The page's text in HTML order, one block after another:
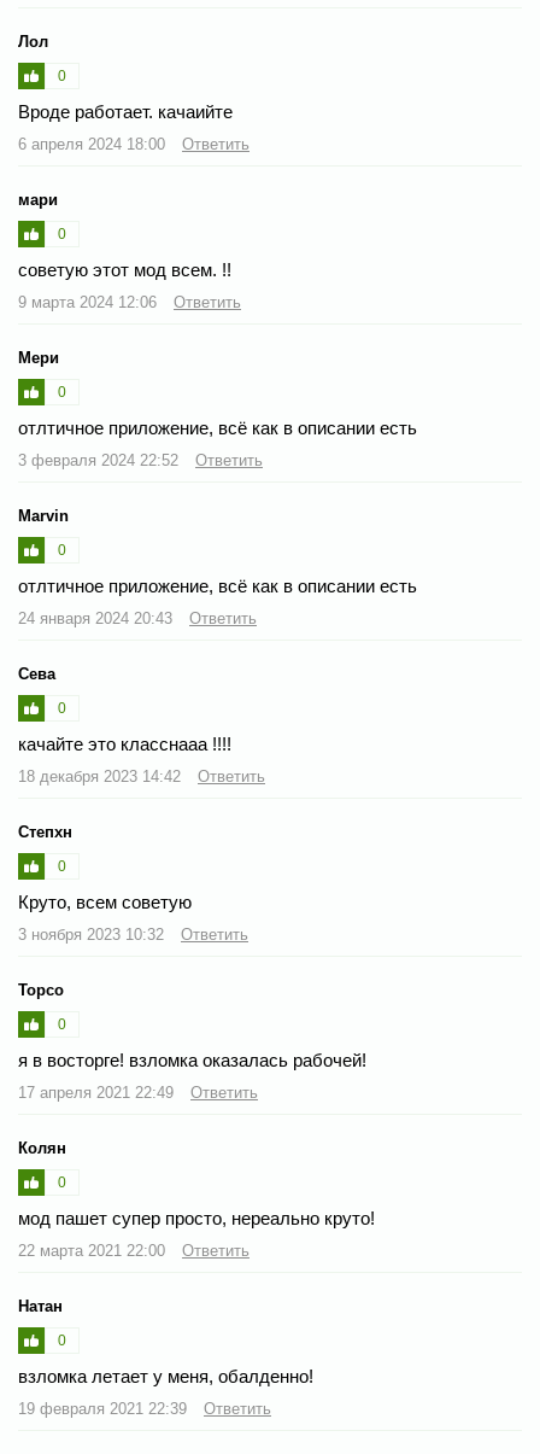
Лол
0
Вроде работает. качаийте
6 апреля 2024 18:00 Ответить
мари
0
советую этот мод всем. !!
9 марта 2024 12:06 Ответить
Мери
0
отлтичное приложение, всё как в описании есть
3 февраля 2024 22:52 Ответить
Marvin
0
отлтичное приложение, всё как в описании есть
24 января 2024 20:43 Ответить
Сева
0
качайте это класснааа !!!!
18 декабря 2023 14:42 Ответить
Степхн
0
Круто, всем советую
3 ноября 2023 10:32 Ответить
Торсо
0
я в восторге! взломка оказалась рабочей!
17 апреля 2021 22:49 Ответить
Колян
0
мод пашет супер просто, нереально круто!
22 марта 2021 22:00 Ответить
Натан
0
взломка летает у меня, обалденно!
19 февраля 2021 22:39 Ответить